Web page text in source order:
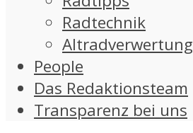
Radtechnik
Altradverwertung
People
Das Redaktionsteam
Transparenz bei uns